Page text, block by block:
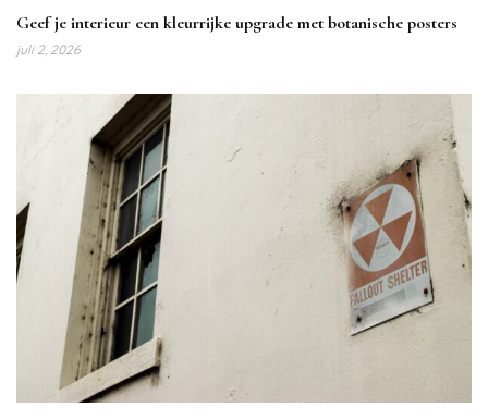
Geef je interieur een kleurrijke upgrade met botanische posters
juli 2, 2026